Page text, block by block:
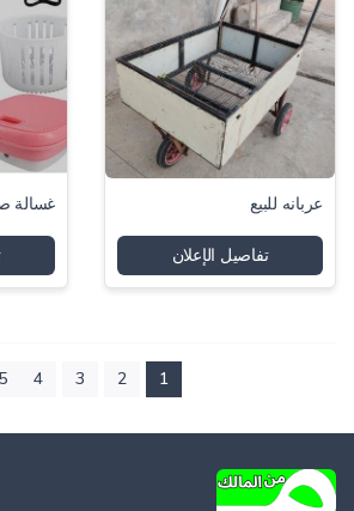
عربانه للبيع
تفاصيل الإعلان
غسالة
1
2
3
4
5